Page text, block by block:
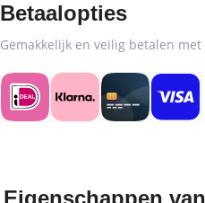
Betaalopties
Gemakkelijk en veilig betalen
Eigenschappen